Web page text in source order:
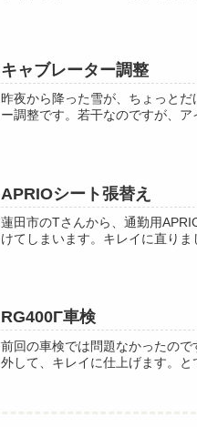
キャブレーター調整
昨夜から降った雪が、ちょっと
ー調整です。若干なのですが、
APRIOシート張替え
蓮田市のTさんから、通勤用
けてしまいます。キレイに直り
RG400Γ車検
前回の車検では問題なかったの
外して、キレイに仕上げます。